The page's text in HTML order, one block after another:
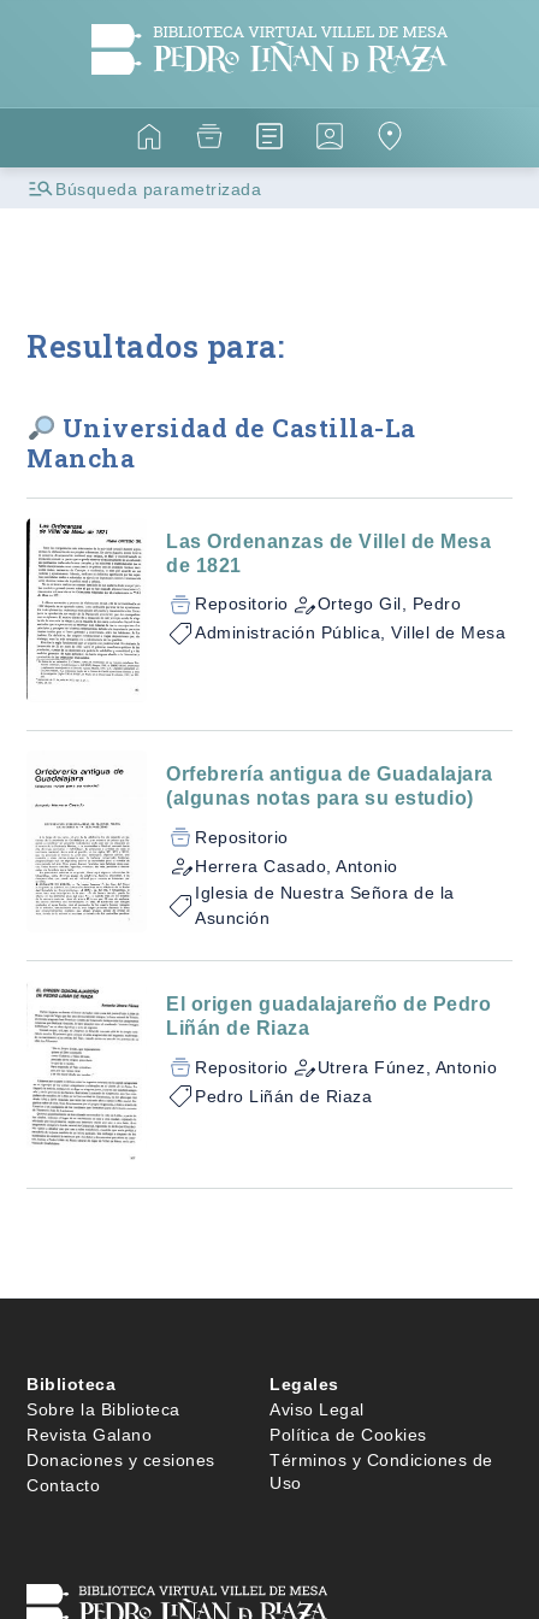
Búsqueda parametrizada
Resultados para:
Universidad de Castilla-La
Mancha
Las Ordenanzas de Villel de Mesa
de 1821
Repositorio
Ortego Gil, Pedro
Administración Pública, Villel de Mesa
Orfebrería antigua de Guadalajara
(algunas notas para su estudio)
Repositorio
Herrera Casado, Antonio
Iglesia de Nuestra Señora de la
Asunción
El origen guadalajareño de Pedro
Liñán de Riaza
Repositorio
Utrera Fúnez, Antonio
Pedro Liñán de Riaza
Biblioteca
Sobre la Biblioteca
Revista Galano
Donaciones y cesiones
Contacto
Legales
Aviso Legal
Política de Cookies
Términos y Condiciones de
Uso